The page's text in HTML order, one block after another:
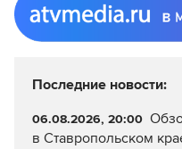
Последние новости:
06.08.2026, 20:00
в Ставропольском